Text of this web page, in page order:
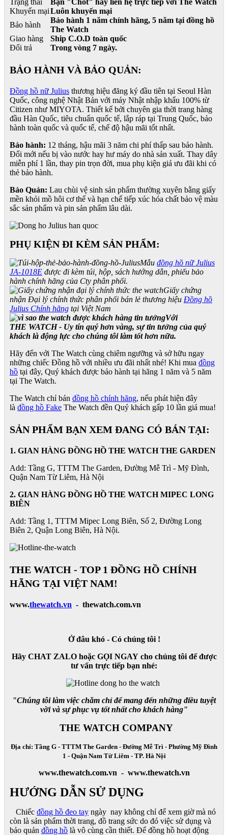
Trạng thái
Bạn "Chốt" hãy liên hệ trực tiếp với The Watch
Khuyến mạiLuôn khuyến mại
Bảo hành
Bảo hành 1 năm chính hãng, 5 năm tại đồng hồ
The Watch
Giao hàng
Ship C.O.D toàn quốc
Đổi trả
Trong vòng 7 ngày.
BẢO HÀNH VÀ BẢO QUẢN:
Đồng hồ nữ Julius thương hiệu đăng ký đầu tiên tại Seoul Hàn
Quốc, công nghệ Nhật Bản với máy Nhật nhập khẩu 100% từ
Citizen như MIYOTA. Thiết kế bởi chuyên gia thời trang hàng
đầu Hàn Quốc, tiêu chuẩn quốc tế, lắp ráp tại Trung Quốc, bảo
hành toàn quốc và quốc tế, chế độ hậu mãi tốt nhất.
Bảo hành: 12 tháng, hậu mãi 3 năm chi phí thấp sau bảo hành.
Đổi mới nếu bị vào nước hay hư máy do nhà sản xuất. Thay dây
miễn phí 1 lần, thay pin trọn đời, mua phụ kiện giá ưu đãi khi có
thẻ bảo hành.
Bảo Quản: Lau chùi vệ sinh sản phẩm thường xuyên bằng giấy
mền khỏi mồ hôi cơ thể và hạn chế tiếp xúc hóa chất bảo vệ màu
sắc sản phẩm và pin sản phẩm lâu dài.
PHỤ KIỆN ĐI KÈM SẢN PHẨM:
Mẫu đồng hồ nữ Julius
JA-1018E được đi kèm túi, hộp, sách hướng dẫn, phiếu bảo
hành chính hãng của Cty phân phối.
Giấy chứng
nhận Đại lý chính thức phân phối bán lẻ thương hiệu Đồng hồ
Julius Chính hãng tại Việt Nam
Với
THE WATCH - Uy tín quý hơn vàng, sự tin tưởng của quý
khách là động lực cho chúng tôi làm tốt hơn nữa.
Hãy đến với The Watch cùng chiêm ngưỡng và sở hữu ngay
những chiếc Đồng hồ với nhiều ưu đãi nhất nhé! Khi mua đồng
hồ tại đây, Quý khách được bảo hành tại hãng 1 năm và 5 năm
tại The Watch.
The Watch chỉ bán đồng hồ chính hãng, nếu phát hiện đây
là đồng hồ Fake The Watch đền Quý khách gấp 10 lần giá mua!
SẢN PHẨM BẠN XEM ĐANG CÓ BÁN TẠI:
1. GIAN HÀNG ĐỒNG HỒ THE WATCH THE GARDEN
Add: Tầng G, TTTM The Garden, Đường Mễ Trì - Mỹ Đình,
Quận Nam Từ Liêm, Hà Nội
2. GIAN HÀNG ĐỒNG HỒ THE WATCHMIPEC LONG
BIÊN
Add: Tầng 1, TTTM Mipec Long Biên, Số 2, Đường Long
Biên 2, Quận Long Biên, Hà Nội.
THE WATCH - TOP 1 ĐỒNG HỒ CHÍNH
HÃNG TẠI VIỆT NAM!
www.thewatch.vn - thewatch.com.vn
Ở đâu khó - Có chúng tôi !
Hãy CHAT ZALO hoặc GỌI NGAY cho chúng tôi để được
tư vấn trực tiếp bạn nhé:
"Chúng tôi làm việc chăm chỉ để mang đến những điều tuyệt
vời và sự phục vụ tốt nhất cho khách hàng"
THE WATCH COMPANY
Địa chỉ: Tầng G - TTTM The Garden - Đường Mễ Trì - Phường Mỹ Đình
1 - Quận Nam Từ Liêm - TP. Hà Nội
www.thewatch.com.vn - www.thewatch.vn
HƯỚNG DẪN SỬ DỤNG
Chiếc đồng hồ đeo tay ngày nay không chỉ để xem giờ mà nó
còn là sản phẩm thời trang, đồ trang sức do đó việc sử dụng và
bảo quản đồng hồ là vô cùng cần thiết. Để đồng hồ hoạt động